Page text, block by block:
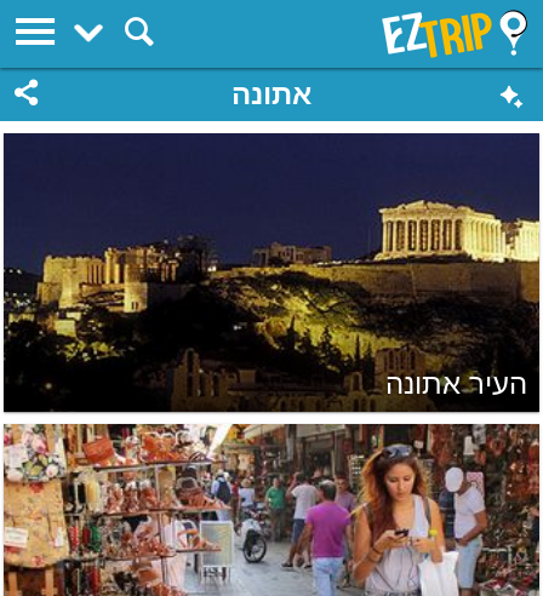
EZTrip
אתונה
העיר אתונה